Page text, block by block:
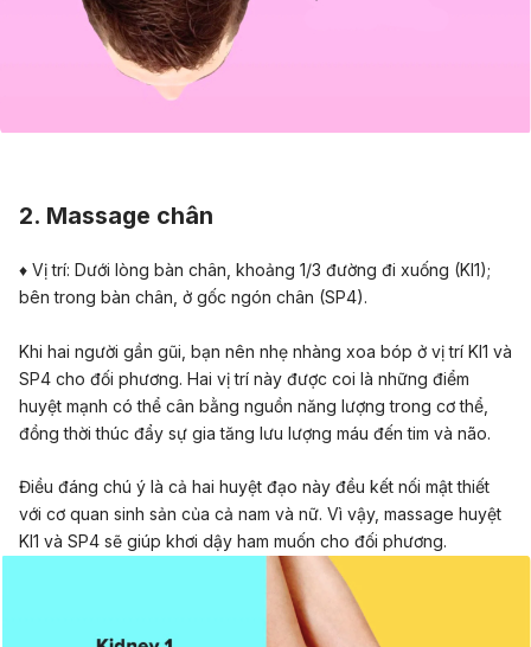
2. Massage chân
♦ Vị trí: Dưới lòng bàn chân, khoảng 1/3 đường đi xuống (KI1);
bên trong bàn chân, ở gốc ngón chân (SP4).
Khi hai người gần gũi, bạn nên nhẹ nhàng xoa bóp ở vị trí KI1 và
SP4 cho đối phương. Hai vị trí này được coi là những điểm
huyệt mạnh có thể cân bằng nguồn năng lượng trong cơ thể,
đồng thời thúc đẩy sự gia tăng lưu lượng máu đến tim và não.
Điều đáng chú ý là cả hai huyệt đạo này đều kết nối mật thiết
với cơ quan sinh sản của cả nam và nữ. Vì vậy, massage huyệt
KI1 và SP4 sẽ giúp khơi dậy ham muốn cho đối phương.